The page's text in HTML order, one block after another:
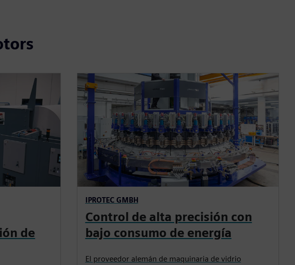
de
IPROTEC GMBH
Control de alta precisión con
bajo consumo de energía
El proveedor alemán de maquinaria de vidrio